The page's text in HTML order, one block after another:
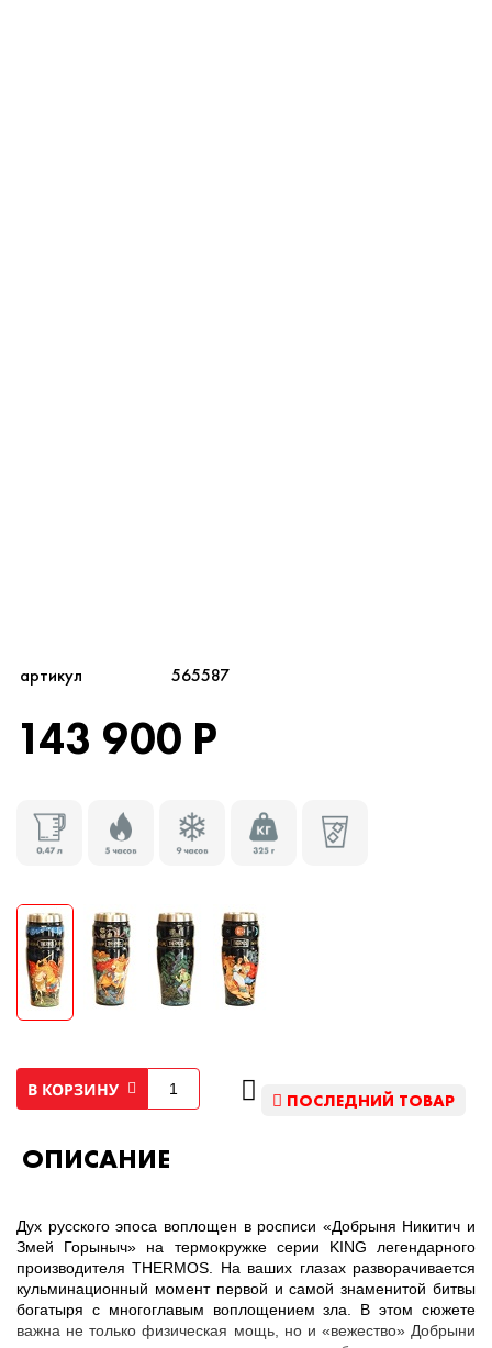
артикул 565587
143 900 Р
В КОРЗИНУ
ПОСЛЕДНИЙ ТОВАР
ОПИСАНИЕ
Дух русского эпоса воплощен в росписи «Добрыня Никитич и
Змей Горыныч» на термокружке серии KING легендарного
производителя THERMOS. На ваших глазах разворачивается
кульминационный момент первой и самой знаменитой битвы
богатыря с многоглавым воплощением зла. В этом сюжете
важна не только физическая мощь, но и «вежество» Добрыни